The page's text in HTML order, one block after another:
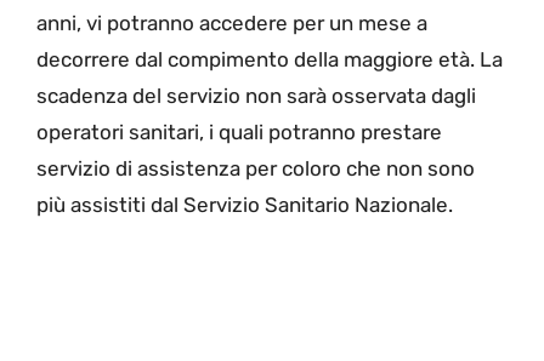
anni, vi potranno accedere per un mese a
decorrere dal compimento della maggiore età. La
scadenza del servizio non sarà osservata dagli
operatori sanitari, i quali potranno prestare
servizio di assistenza per coloro che non sono
più assistiti dal Servizio Sanitario Nazionale.